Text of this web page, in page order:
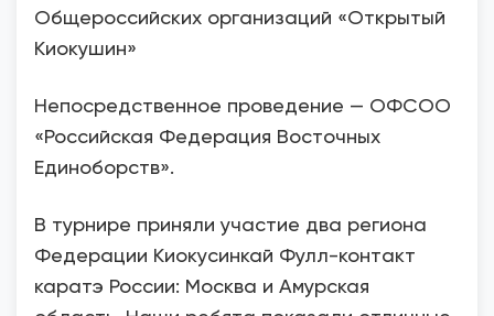
Общероссийских организаций «Открытый
Киокушин»
Непосредственное проведение — ОФСОО
«Российская Федерация Восточных
Единоборств».
В турнире приняли участие два региона
Федерации Киокусинкай Фулл-контакт
каратэ России: Москва и Амурская